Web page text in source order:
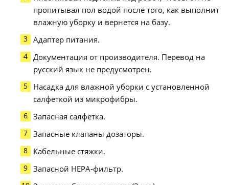
пропитывал пол водой после того, как выполнит
влажную уборку и вернется на базу.
Адаптер питания.
Документация от производителя. Перевод на
русский язык не предусмотрен.
Насадка для влажной уборки с установленной
салфеткой из микрофибры.
Запасная салфетка.
Запасные клапаны дозаторы.
Кабельные стяжки.
Запасной HEPA-фильтр.